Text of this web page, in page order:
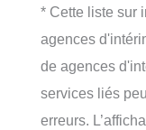
* Cette liste sur
agences
de agences
services liés
erreurs.